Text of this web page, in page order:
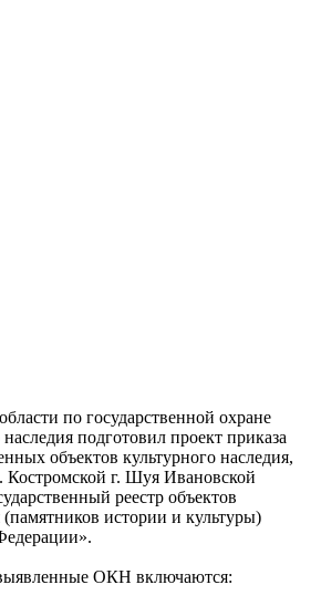
по государственной охране
подготовил проект приказа
объектов культурного наследия,
Костромской г. Шуя Ивановской
реестр объектов
(памятников истории и культуры)
ОКН включаются: